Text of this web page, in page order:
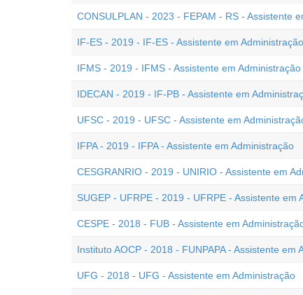
CONSULPLAN - 2023 - FEPAM - RS - Assistente
IF-ES - 2019 - IF-ES - Assistente em Administração
IFMS - 2019 - IFMS - Assistente em Administração
IDECAN - 2019 - IF-PB - Assistente em
UFSC - 2019 - UFSC - Assistente em
IFPA - 2019 - IFPA - Assistente em Administração
CESGRANRIO - 2019 - UNIRIO - Assistente em
SUGEP - UFRPE - 2019 - UFRPE - Assistente em
CESPE - 2018 - FUB - Assistente em
Instituto AOCP - 2018 - FUNPAPA - Assistente em
UFG - 2018 - UFG - Assistente em Administração